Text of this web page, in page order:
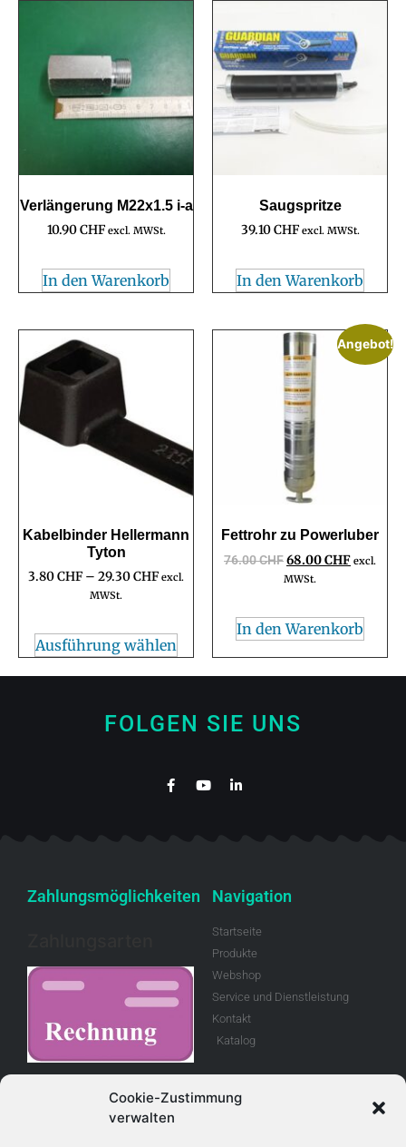
Cookie-Zustimmung
verwalten
Verlängerung M22x1.5 i-a
10.90CHF excl. MWSt.
In den Warenkorb
Saugspritze
39.10CHF excl. MWSt.
In den Warenkorb
Kabelbinder Hellermann
Tyton
3.80CHF – 29.30CHF excl.
MWSt.
Ausführung wählen
Angebot!
Fettrohr zu Powerluber
76.00CHF68.00CHF excl.
MWSt.
In den Warenkorb
FOLGEN SIE UNS
Zahlungsmöglichkeiten Navigation
Startseite
Produkte
Webshop
Service und Dienstleistung
Kontakt
Katalog